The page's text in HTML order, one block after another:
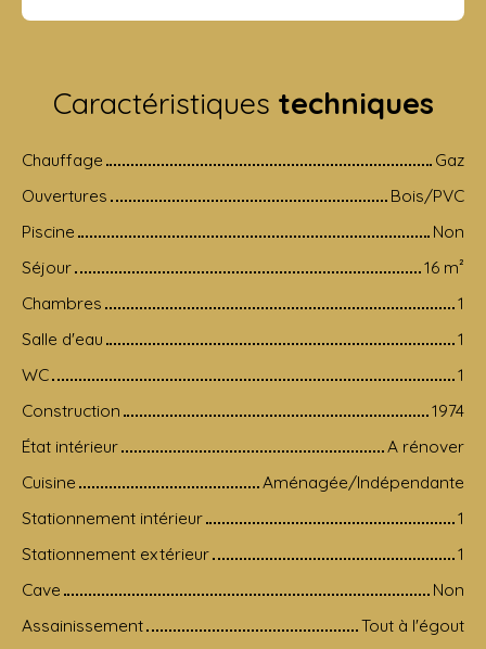
Caractéristiques techniques
Chauffage
Gaz
Ouvertures
Bois/PVC
Piscine
Non
Séjour
16 m²
Chambres
1
Salle d'eau
1
WC
1
Construction
1974
État intérieur
A rénover
Cuisine
Aménagée/Indépendante
Stationnement intérieur
1
Stationnement extérieur
1
Cave
Non
Assainissement
Tout à l'égout